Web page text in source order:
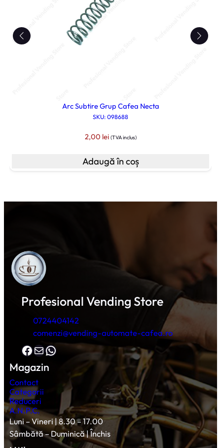
Arc Subtire Grup Cafea Necta
SKU: 098688
2,00 lei (TVA inclus)
Adaugă în coș
Profesional Vending Store
0724404142
comenzi@vending-automate-cafea.ro
Facebook Mail WhatsApp
Magazin
Contact
Categorii
Reduceri
A.N.P.C.
Luni – Vineri | 8.30 – 17.00
Sâmbătă – Duminică | Închis